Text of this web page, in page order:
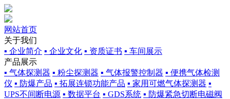
网站首页
关于我们
▪ 企业简介 ▪ 企业文化 ▪ 资质证书 ▪ 车间展示
产品展示
▪ 气体探测器 ▪ 粉尘探测器 ▪ 气体报警控制器 ▪ 便携气体检测
仪 ▪ 防爆产品 ▪ 拓展连锁功能产品 ▪ 家用可燃气体探测器 ▪
UPS不间断电源 ▪ 数据平台 ▪ GDS系统 ▪ 防爆紧急切断电磁阀